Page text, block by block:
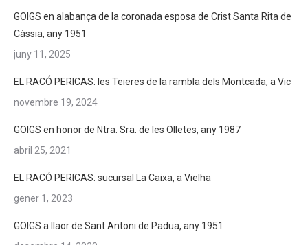
GOIGS en alabança de la coronada esposa de Crist Santa Rita de
Càssia, any 1951
juny 11, 2025
EL RACÓ PERICAS: les Teieres de la rambla dels Montcada, a Vic
novembre 19, 2024
GOIGS en honor de Ntra. Sra. de les Olletes, any 1987
abril 25, 2021
EL RACÓ PERICAS: sucursal La Caixa, a Vielha
gener 1, 2023
GOIGS a llaor de Sant Antoni de Padua, any 1951